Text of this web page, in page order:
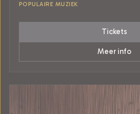
POPULAIRE MUZIEK
Tickets
Meer info